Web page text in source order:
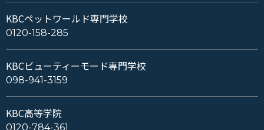
KBCペットワールド専門学校
0120-158-285
KBCビューティーモード専門学校
098-941-3159
KBC高等学院
0120-784-361